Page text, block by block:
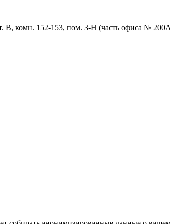
В, комн. 152-153, пом. 3-Н (часть офиса №